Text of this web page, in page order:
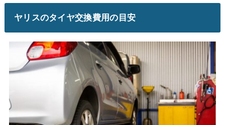
ヤリスのタイヤ交換費用の目安